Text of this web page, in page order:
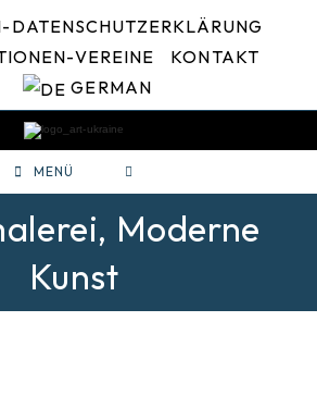
DATENSCHUTZERKLÄRUNG
VEREINE
KONTAKT
GERMAN
MENÜ
Moderne
Kunst